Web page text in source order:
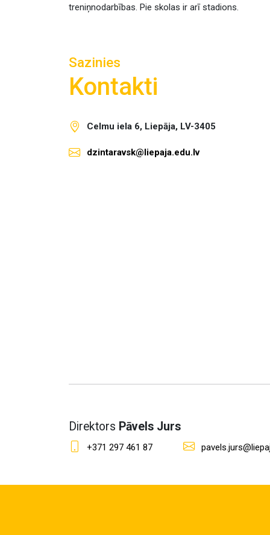
treniņnodarbības. Pie skolas ir arī stadions.
Sazinies
Kontakti
Celmu iela 6, Liepāja, LV-3405
dzintaravsk@liepaja.edu.lv
Direktors Pāvels Jurs
+371 297 461 87